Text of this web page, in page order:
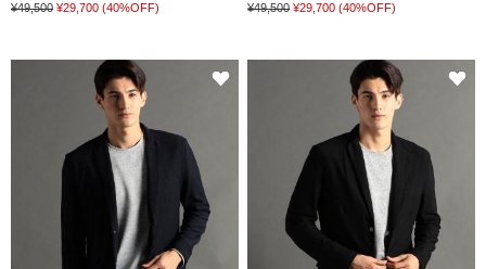
¥49,500 ¥29,700 (40%OFF)
¥49,500 ¥29,700 (40%OFF)